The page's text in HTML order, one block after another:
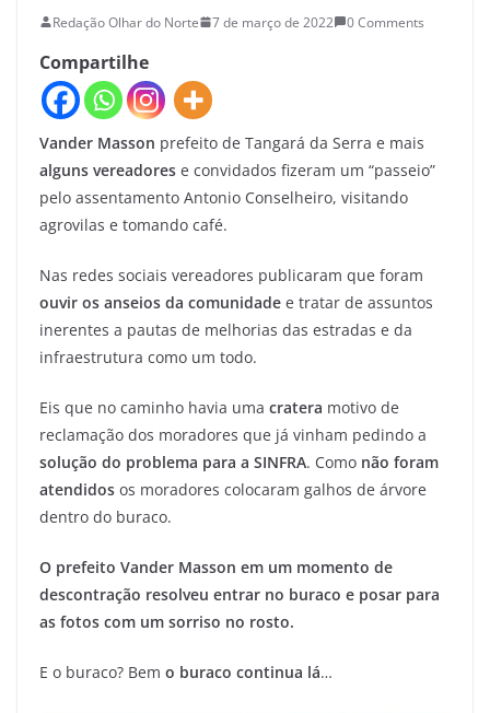
Redação Olhar do Norte 7 de março de 2022 0 Comments
Compartilhe
Vander Masson prefeito de Tangará da Serra e mais
alguns vereadores e convidados fizeram um “passeio”
pelo assentamento Antonio Conselheiro, visitando
agrovilas e tomando café.
Nas redes sociais vereadores publicaram que foram
ouvir os anseios da comunidade e tratar de assuntos
inerentes a pautas de melhorias das estradas e da
infraestrutura como um todo.
Eis que no caminho havia uma cratera motivo de
reclamação dos moradores que já vinham pedindo a
solução do problema para a SINFRA. Como não foram
atendidos os moradores colocaram galhos de árvore
dentro do buraco.
O prefeito Vander Masson em um momento de
descontração resolveu entrar no buraco e posar para
as fotos com um sorriso no rosto.
E o buraco? Bem o buraco continua lá…